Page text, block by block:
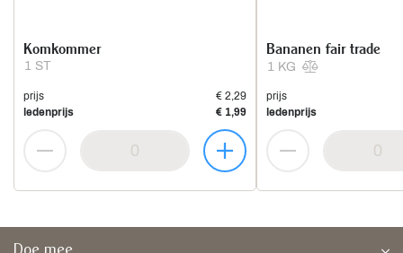
1 ST
Komkommer
prijs
€ 2,29
ledenprijs
€ 1,99
1 KG
Bananen fair trade
prijs
ledenprijs